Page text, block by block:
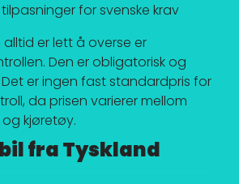
for svenske krav
er lett å overse er
Den er obligatorisk og
Det er ingen fast standardpris for
da prisen varierer mellom
kjøretøy.
fra Tyskland